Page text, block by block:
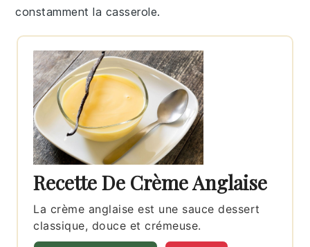
constamment la casserole.
Recette De Crème Anglaise
La crème anglaise est une sauce dessert
classique, douce et crémeuse.